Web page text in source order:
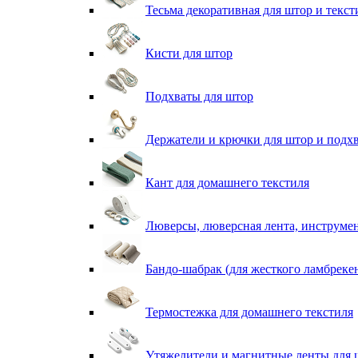
Тесьма декоративная для штор и
Кисти для штор
Подхваты для штор
Держатели и крючки для штор и
Кант для домашнего текстиля
Люверсы, люверсная лента,
Бандо-шабрак (для жесткого
Термостежка для домашнего текстиля
Утяжелители и магнитные ленты для